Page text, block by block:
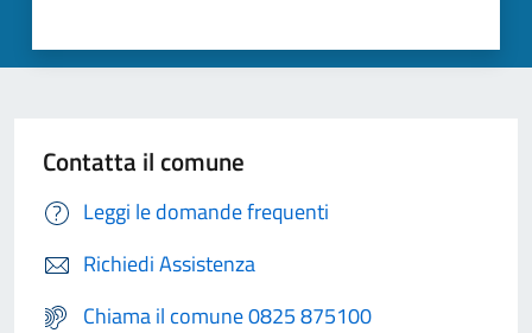
Contatta il comune
Leggi le domande frequenti
Richiedi Assistenza
Chiama il comune 0825 875100